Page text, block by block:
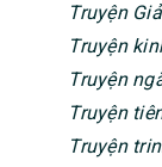
Truyện
Truyện
Truyện
Truyện
Truyện